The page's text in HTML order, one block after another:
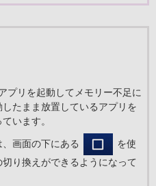
プリを起動してメモリー不足に
たまま放置しているアプリを
います。
画面の下にある
を使
り換えができるようになって